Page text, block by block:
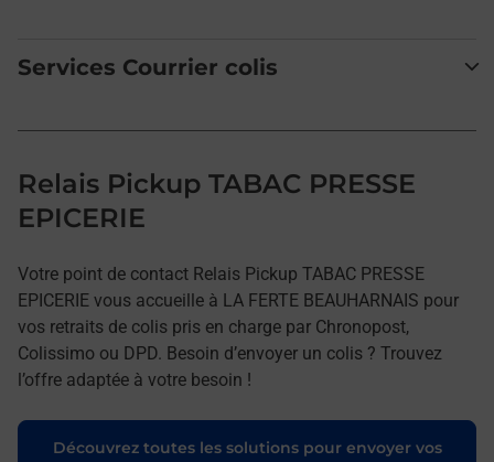
Services Courrier colis
Relais Pickup TABAC PRESSE
EPICERIE
Votre point de contact Relais Pickup TABAC PRESSE
EPICERIE vous accueille à LA FERTE BEAUHARNAIS pour
vos retraits de colis pris en charge par Chronopost,
Colissimo ou DPD. Besoin d’envoyer un colis ? Trouvez
l’offre adaptée à votre besoin !
Découvrez toutes les solutions pour envoyer vos